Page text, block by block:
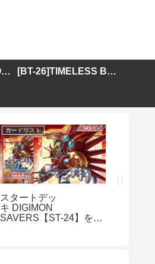
[EX-12]DIGITAL WORLD SHAMBALA [BT-26]TIMELESS BONDS
カードリスト
スタートデッ
キ DIGIMON
SAVERS【ST-24】を取